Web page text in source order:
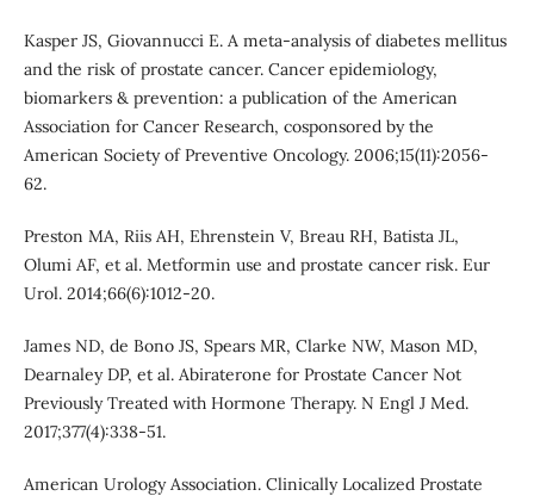
Kasper JS, Giovannucci E. A meta-analysis of diabetes mellitus
and the risk of prostate cancer. Cancer epidemiology,
biomarkers & prevention: a publication of the American
Association for Cancer Research, cosponsored by the
American Society of Preventive Oncology. 2006;15(11):2056-
62.
Preston MA, Riis AH, Ehrenstein V, Breau RH, Batista JL,
Olumi AF, et al. Metformin use and prostate cancer risk. Eur
Urol. 2014;66(6):1012-20.
James ND, de Bono JS, Spears MR, Clarke NW, Mason MD,
Dearnaley DP, et al. Abiraterone for Prostate Cancer Not
Previously Treated with Hormone Therapy. N Engl J Med.
2017;377(4):338-51.
American Urology Association. Clinically Localized Prostate